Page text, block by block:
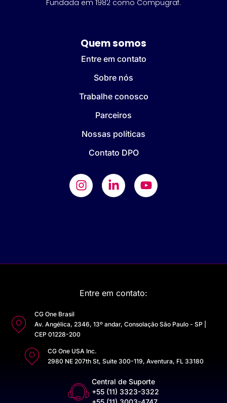
Fundada em 1982 como Compugraf.
Quem somos
Entre em contato
Sobre nós
Trabalhe conosco
Parceiros
Nossas políticas
Contato DPO
Entre em contato:
CG One Brasil
Av. Angélica, 2346, 13º andar, Consolação São Paulo - SP |
CEP 01228-200
CG One USA Inc.
2980 NE 207th St, Suite 300-119, Aventura, FL 33180
Central de Suporte
+55 (11) 3323-3322